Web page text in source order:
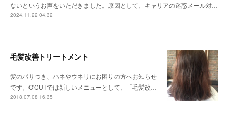
ないというお声をいただきました。原因として、キャリアの迷惑メール対…
2024.11.22 04:32
毛髪改善トリートメント
髪のパサつき、ハネやウネリにお困りの方へお知らせ
です。O'CUTでは新しいメニューとして、「毛髪改…
2018.07.08 16:35